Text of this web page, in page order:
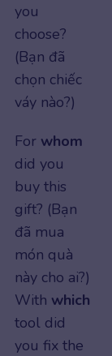
you
choose?
(Bạn đã
chọn chiếc
váy nào?)
For whom
did you
buy this
gift? (Bạn
đã mua
món quà
này cho ai?)
With which
tool did
you fix the